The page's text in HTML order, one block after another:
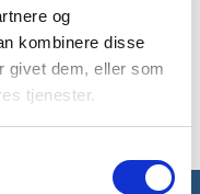
og
kombinere disse
givet dem, eller som
tjenester.
til sport, vandring
i 100% polyester.
og svedabsorbende.
højt op.